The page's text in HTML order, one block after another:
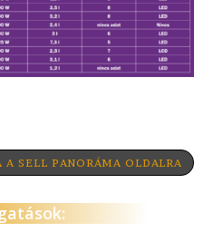
A SELL PANORÁMA OLDALRA